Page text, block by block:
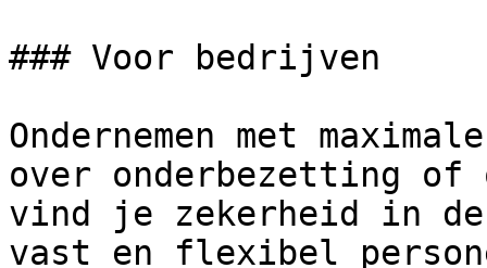
### Voor bedrijven
Ondernemen met
over onderbezetting of
vind je zekerheid in de
vast en flexibel